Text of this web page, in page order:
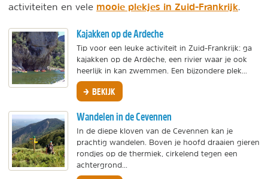
activiteiten en vele mooie plekjes in Zuid-Frankrijk
Kajakken op de Ardeche
Tip voor een leuke activiteit in Zuid-Frankrijk: ga
kajakken op de Ardèche, een rivier waar je ook
heerlijk in kan zwemmen. Een bijzondere plek...
BEKIJK
Wandelen in de Cevennen
In de diepe kloven van de Cevennen kan je
prachtig wandelen. Boven je hoofd draaien gieren
rondjes op de thermiek, cirkelend tegen een
achtergrond...